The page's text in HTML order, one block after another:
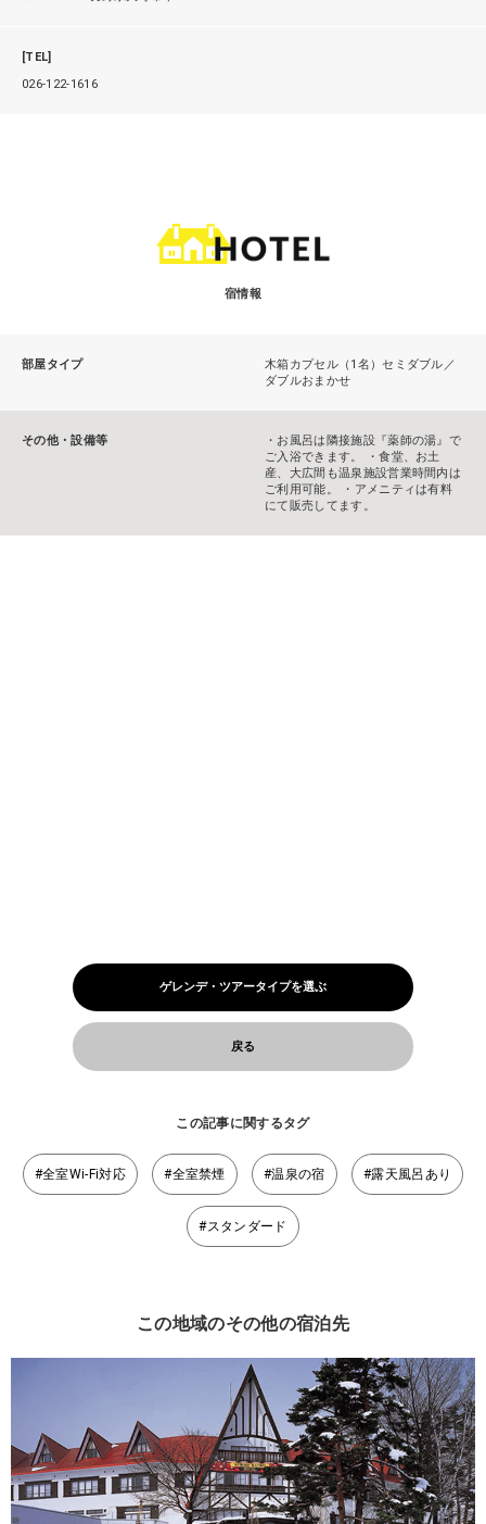
[TEL]
026-122-1616
宿情報
部屋タイプ
木箱カプセル（1名）セミダブル／
ダブルおまかせ
その他・設備等
・お風呂は隣接施設『薬師の湯』で
ご入浴できます。 ・食堂、お土
産、大広間も温泉施設営業時間内は
ご利用可能。 ・アメニティは有料
にて販売してます。
ゲレンデ・ツアータイプを選ぶ
戻る
この記事に関するタグ
#全室Wi-Fi対応 #全室禁煙 #温泉の宿 #露天風呂あり
#スタンダード
この地域のその他の宿泊先